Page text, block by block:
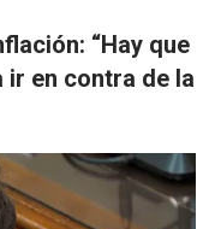
“Hay que
ir en contra de la